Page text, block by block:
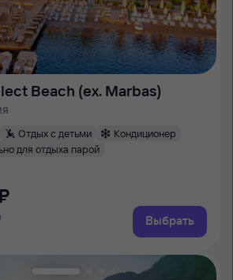
Beach (ex. Marbas)
Отдых с детьми
Кондиционер
для отдыха парой
Выбрать